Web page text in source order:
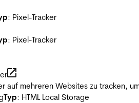
: Pixel-Tracker
: Pixel-Tracker
auf mehreren Websites zu tracken,
Typ: HTML Local Storage